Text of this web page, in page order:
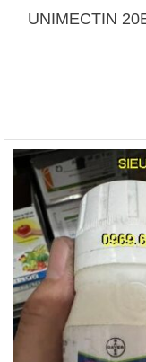
UNIMECTIN